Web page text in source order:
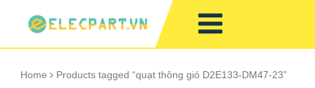
Home Products tagged “quạt thông gió D2E133-DM47-23”